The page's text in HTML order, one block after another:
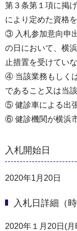
第３条第１項に掲
により定めた資格
③ 入札参加意向申
の日において、横
止措置を受けてい
④ 当該業務もしく
であること又は当
⑤ 健診車による出
⑥ 健診機関が横浜
入札開始日
2020年1月20日
入札日詳細（時
2020年１月20日(